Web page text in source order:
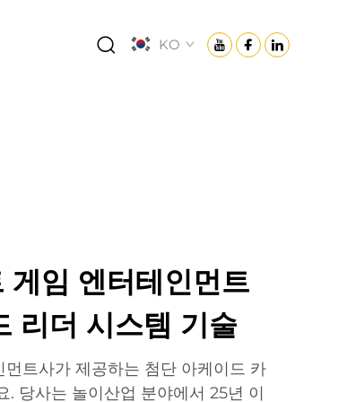
KO
게임 엔터테인먼트
리더 시스템 기술
트사가 제공하는 첨단 아케이드 카
. 당사는 놀이산업 분야에서 25년 이